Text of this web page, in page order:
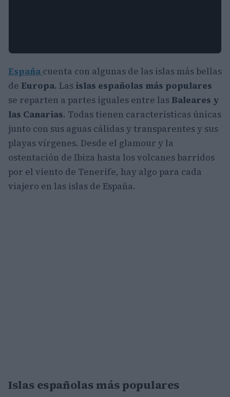
España cuenta con algunas de las islas más bellas
de Europa. Las islas españolas más populares
se reparten a partes iguales entre las Baleares y
las Canarias. Todas tienen características únicas
junto con sus aguas cálidas y transparentes y sus
playas vírgenes. Desde el glamour y la
ostentación de Ibiza hasta los volcanes barridos
por el viento de Tenerife, hay algo para cada
viajero en las islas de España.
Islas españolas más populares